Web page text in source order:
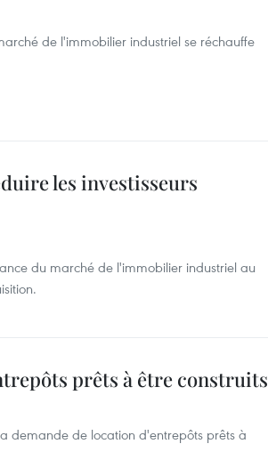
de l'immobilier industriel se réchauffe
les investisseurs
du marché de l'immobilier industriel au
prêts à être construits
demande de location d'entrepôts prêts à